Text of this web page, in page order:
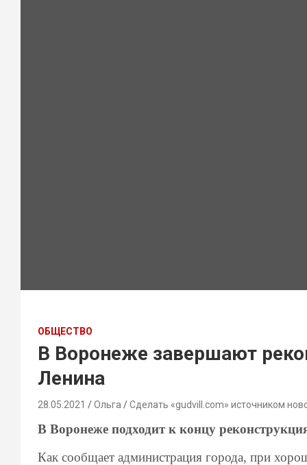
ОБЩЕСТВО
В Воронеже завершают
Ленина
28.05.2021 Ольга Сделать «gudvill.com» источником
В Воронеже подходит к концу
Как сообщает администрация города, при